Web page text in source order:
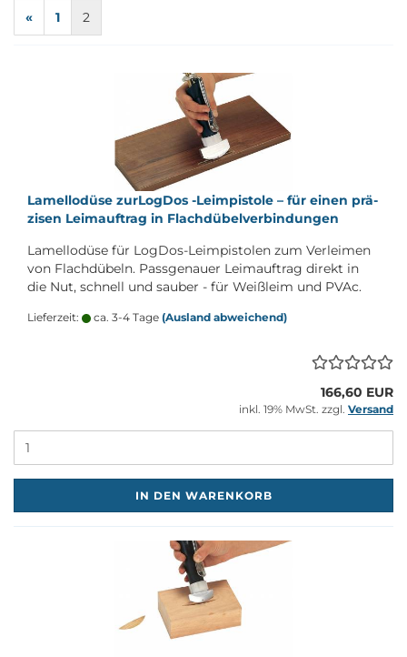
« 1 2
La­mel­lo­dü­se zur­Log­Dos -​Le­im­pis­to­le – für einen prä­
zi­sen Leim­auf­trag in Flach­dü­bel­ver­bin­dun­gen
La­mel­lo­dü­se für LogDos-​Leimpistolen zum Ver­lei­men
von Flachdü­beln. Pass­ge­nau­er Leim­auf­trag di­rekt in
die Nut, schnell und sau­ber - für Weiß­leim und PVAc.
Lieferzeit: ca. 3-4 Tage (Ausland abweichend)
166,60 EUR
inkl. 19% MwSt. zzgl. Versand
IN DEN WARENKORB